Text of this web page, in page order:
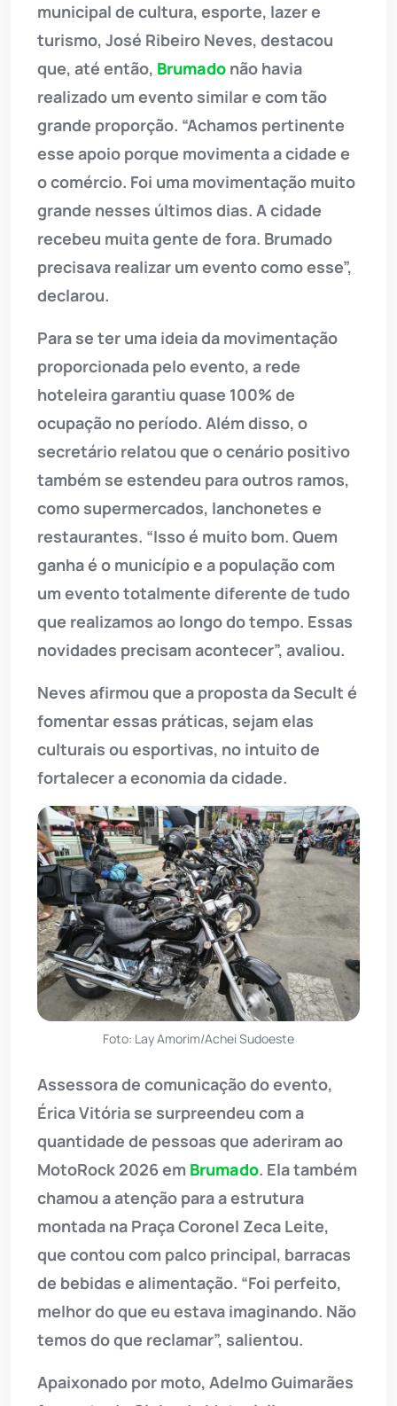
municipal de cultura, esporte, lazer e
turismo, José Ribeiro Neves, destacou
que, até então, Brumado não havia
realizado um evento similar e com tão
grande proporção. “Achamos pertinente
esse apoio porque movimenta a cidade e
o comércio. Foi uma movimentação muito
grande nesses últimos dias. A cidade
recebeu muita gente de fora. Brumado
precisava realizar um evento como esse”,
declarou.
Para se ter uma ideia da movimentação
proporcionada pelo evento, a rede
hoteleira garantiu quase 100% de
ocupação no período. Além disso, o
secretário relatou que o cenário positivo
também se estendeu para outros ramos,
como supermercados, lanchonetes e
restaurantes. “Isso é muito bom. Quem
ganha é o município e a população com
um evento totalmente diferente de tudo
que realizamos ao longo do tempo. Essas
novidades precisam acontecer”, avaliou.
Neves afirmou que a proposta da Secult é
fomentar essas práticas, sejam elas
culturais ou esportivas, no intuito de
fortalecer a economia da cidade.
Foto: Lay Amorim/Achei Sudoeste
Assessora de comunicação do evento,
Érica Vitória se surpreendeu com a
quantidade de pessoas que aderiram ao
MotoRock 2026 em Brumado. Ela também
chamou a atenção para a estrutura
montada na Praça Coronel Zeca Leite,
que contou com palco principal, barracas
de bebidas e alimentação. “Foi perfeito,
melhor do que eu estava imaginando. Não
temos do que reclamar”, salientou.
Apaixonado por moto, Adelmo Guimarães